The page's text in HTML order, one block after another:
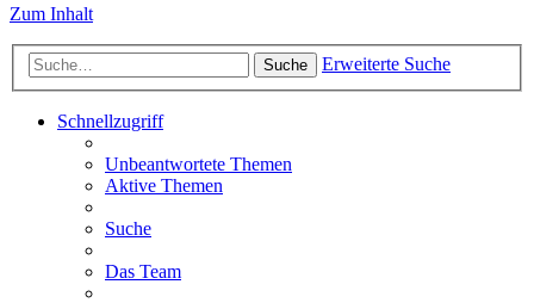
Zum Inhalt
Suche Erweiterte Suche
Schnellzugriff
Unbeantwortete Themen
Aktive Themen
Suche
Das Team